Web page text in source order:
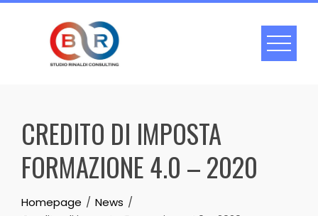
Skip
CREDITO DI IMPOSTA
FORMAZIONE 4.0 – 2020
Homepage
News